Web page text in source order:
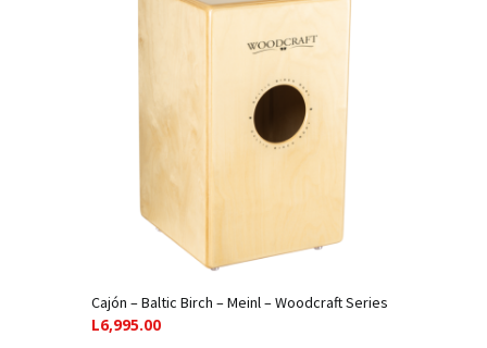
Cajón – Baltic Birch – Meinl – Woodcraft Series
L6,995.00